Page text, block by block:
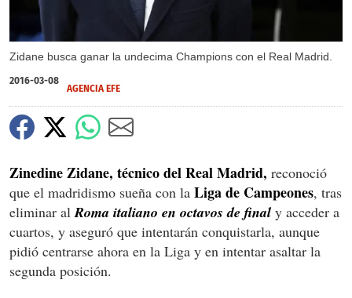
Zidane busca ganar la undecima Champions con el Real Madrid.
2016-03-08
AGENCIA EFE
Zinedine Zidane, técnico del Real Madrid, reconoció
que el madridismo sueña con la Liga de Campeones, tras
eliminar al Roma italiano en octavos de final y acceder a
cuartos, y aseguró que intentarán conquistarla, aunque
pidió centrarse ahora en la Liga y en intentar asaltar la
segunda posición.